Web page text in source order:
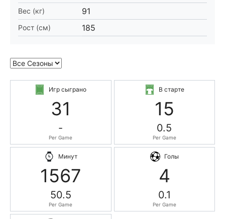
Вес (кг) 91
Рост (см) 185
Игр сыграно
31
-
Per Game
В старте
15
0.5
Per Game
Минут
1567
50.5
Per Game
Голы
4
0.1
Per Game